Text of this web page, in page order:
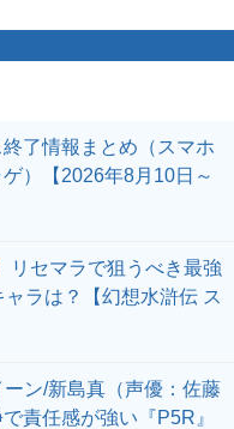
了情報まとめ（スマホ
）【2026年8月10日～
リセマラで狙うべき最強
ラは？【幻想水滸伝 ス
ーン/新島真（声優：佐藤
責任感が強い『P5R』